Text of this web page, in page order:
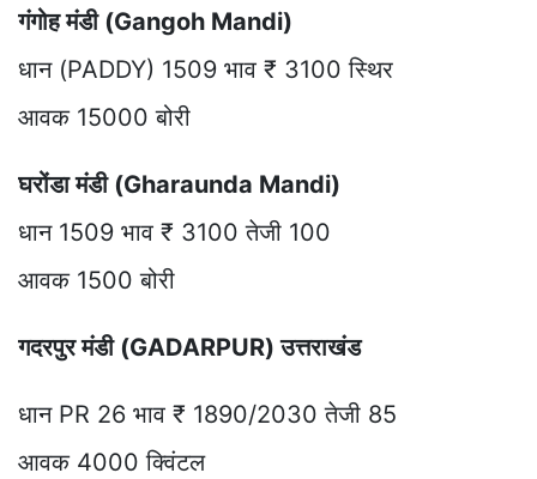
गंगोह मंडी (Gangoh Mandi)
धान (PADDY) 1509 भाव ₹ 3100 स्थिर
आवक 15000 बोरी
घरोंडा मंडी (Gharaunda Mandi)
धान 1509 भाव ₹ 3100 तेजी 100
आवक 1500 बोरी
गदरपुर मंडी (GADARPUR) उत्तराखंड
धान PR 26 भाव ₹ 1890/2030 तेजी 85
आवक 4000 क्विंटल